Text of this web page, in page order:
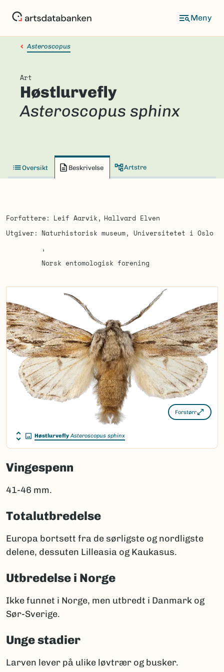
Asteroscopus
Art
Høstlurvefly
Asteroscopus sphinx
Oversikt Beskrivelse Artstre
Forfattere Leif Aarvik
Hallvard Elven
Utgiver
Naturhistorisk museum, Universitetet i Oslo
Norsk entomologisk forening
Forstørr
Høstlurvefly Asteroscopus sphinx
Vingespenn
41-46 mm.
Totalutbredelse
Europa bortsett fra de sørligste og nordligste
delene, dessuten Lilleasia og Kaukasus.
Utbredelse i Norge
Ikke funnet i Norge, men utbredt i Danmark og
Sør-Sverige.
Unge stadier
Larven lever på ulike løvtrær og busker.